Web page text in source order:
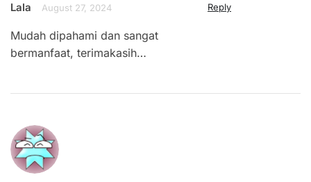
Lala August 27, 2024 Reply
Mudah dipahami dan sangat
bermanfaat, terimakasih…